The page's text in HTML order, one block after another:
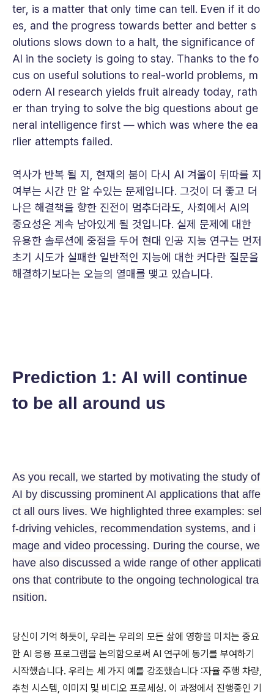
ter, is a matter that only time can tell. Even if it do
es, and the progress towards better and better s
olutions slows down to a halt, the significance of
AI in the society is going to stay. Thanks to the fo
cus on useful solutions to real-world problems, m
odern AI research yields fruit already today, rath
er than trying to solve the big questions about ge
neral intelligence first — which was where the ea
rlier attempts failed.
역사가 반복 될 지, 현재의 붐이 다시 AI 겨울이 뒤따를 지
여부는 시간 만 알 수있는 문제입니다. 그것이 더 좋고 더
나은 해결책을 향한 진전이 멈추더라도, 사회에서 AI의
중요성은 계속 남아있게 될 것입니다. 실제 문제에 대한
유용한 솔루션에 중점을 두어 현대 인공 지능 연구는 먼저
초기 시도가 실패한 일반적인 지능에 대한 커다란 질문을
해결하기보다는 오늘의 열매를 맺고 있습니다.
Prediction 1: AI will continue
to be all around us
As you recall, we started by motivating the study of
AI by discussing prominent AI applications that affe
ct all ours lives. We highlighted three examples: sel
f-driving vehicles, recommendation systems, and i
mage and video processing. During the course, we
have also discussed a wide range of other applicati
ons that contribute to the ongoing technological tra
nsition.
당신이 기억 하듯이, 우리는 우리의 모든 삶에 영향을 미치는 중요
한 AI 응용 프로그램을 논의함으로써 AI 연구에 동기를 부여하기
시작했습니다. 우리는 세 가지 예를 강조했습니다 :자율 주행 차량,
추천 시스템, 이미지 및 비디오 프로세싱. 이 과정에서 진행중인 기